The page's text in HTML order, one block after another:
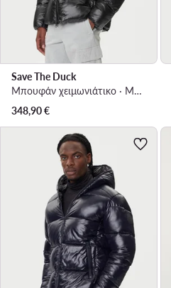
Save The Duck
Μπουφάν χειμωνιάτικο · Μαύρο
348,90€